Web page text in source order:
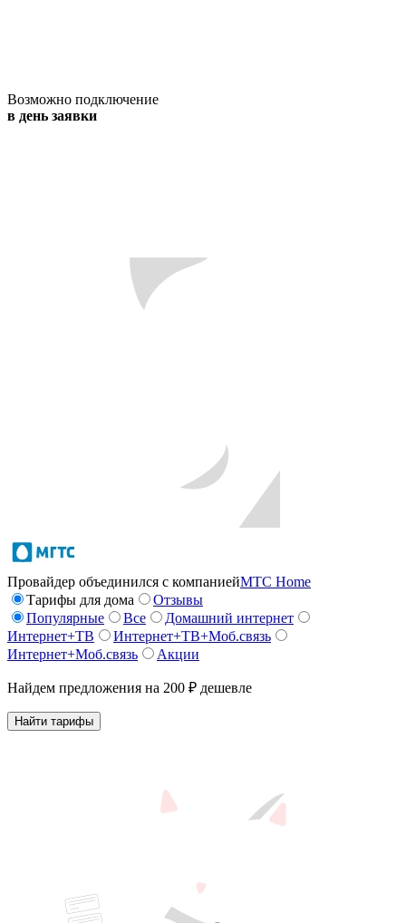
Возможно подключение
в день заявки
Провайдер объединился с компаниейМТС Home
Тарифы для дома
Отзывы
Популярные
Все
Домашний интернет
Интернет+ТВ
Интернет+ТВ+Моб.связь
Интернет+Моб.связь
Акции
Найдем предложения на 200 ₽ дешевле
Найти тарифы